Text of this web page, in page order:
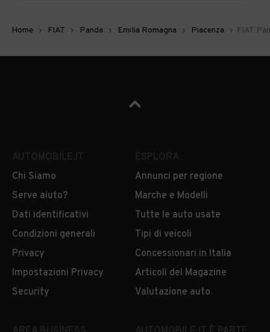
Home FIAT Panda Emilia Romagna Piacenza FIAT
Chi Siamo
Serve aiuto?
Dati identificativi
Condizioni generali
Privacy
Impostazioni Privacy
Security
Annunci per regione
Marche e Modelli
Tutte le auto usate
Tipi di veicoli
Concessionari in Italia
Articoli del Magazine
Valutazione auto